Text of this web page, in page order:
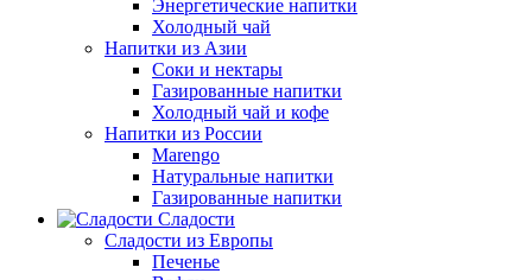
Энергетические напитки
Холодный чай
Напитки из Азии
Соки и нектары
Газированные напитки
Холодный чай и кофе
Напитки из России
Marengo
Натуральные напитки
Газированные напитки
Сладости
Сладости из Европы
Печенье